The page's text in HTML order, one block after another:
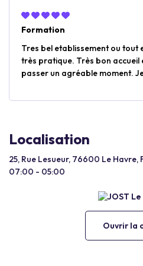
Formation
Tres bel etablissement ou tout
très pratique. Très bon
passer un agréable moment.
Localisation
25, Rue Lesueur, 76600 Le Havre,
07:00 - 05:00
Ouvrir la